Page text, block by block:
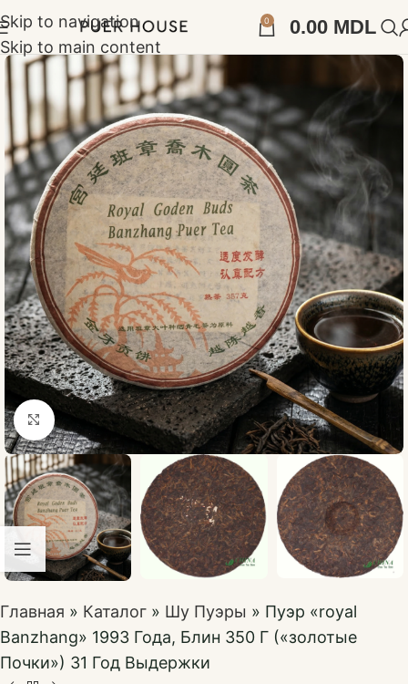
Skip to navigation
Skip to main content
0 0.00 MDL
Нажмите, чтобы увеличить
Главная » Каталог » Шу Пуэры » Пуэр «royal
Banzhang» 1993 Года, Блин 350 Г («золотые
Почки») 31 Год Выдержки